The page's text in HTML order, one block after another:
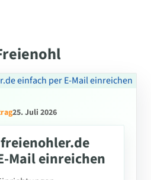
25. Juli 2026
Mail einreichen